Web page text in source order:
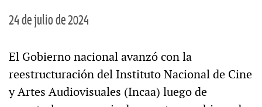
24 de julio de 2024
El Gobierno nacional avanzó con la
reestructuración del Instituto Nacional de Cine
y Artes Audiovisuales (Incaa) luego de